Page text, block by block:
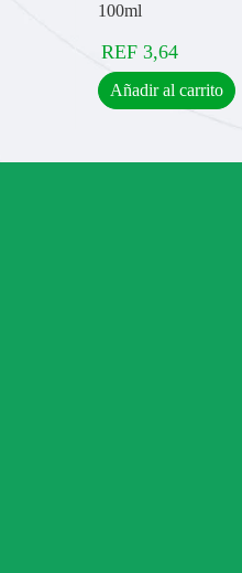
100ml
REF 3,64
Añadir al carrito